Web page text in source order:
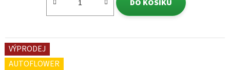
DO KOŠÍKU
VÝPRODEJ
AUTOFLOWER